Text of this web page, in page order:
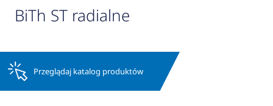
BiTh ST radialne
Przeglądaj katalog produktów